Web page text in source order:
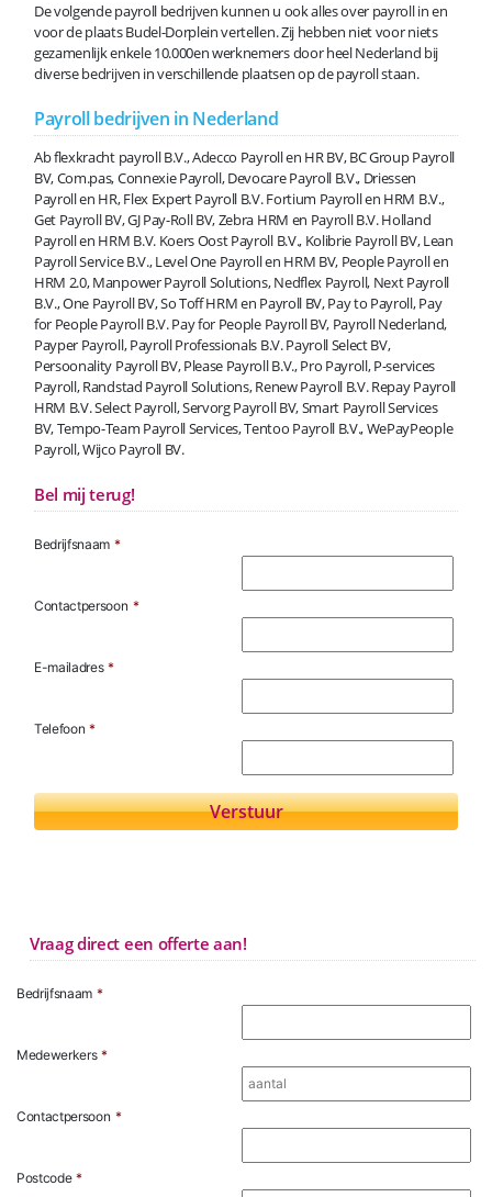
De volgende payroll bedrijven kunnen u ook alles over payroll in en
voor de plaats Budel-Dorplein vertellen. Zij hebben niet voor niets
gezamenlijk enkele 10.000en werknemers door heel Nederland bij
diverse bedrijven in verschillende plaatsen op de payroll staan.
Payroll bedrijven in Nederland
Ab flexkracht payroll B.V., Adecco Payroll en HR BV, BC Group Payroll
BV, Com.pas, Connexie Payroll, Devocare Payroll B.V., Driessen
Payroll en HR, Flex Expert Payroll B.V. Fortium Payroll en HRM B.V.,
Get Payroll BV, GJ Pay-Roll BV, Zebra HRM en Payroll B.V. Holland
Payroll en HRM B.V. Koers Oost Payroll B.V., Kolibrie Payroll BV, Lean
Payroll Service B.V., Level One Payroll en HRM BV, People Payroll en
HRM 2.0, Manpower Payroll Solutions, Nedflex Payroll, Next Payroll
B.V., One Payroll BV, So Toff HRM en Payroll BV, Pay to Payroll, Pay
for People Payroll B.V. Pay for People Payroll BV, Payroll Nederland,
Payper Payroll, Payroll Professionals B.V. Payroll Select BV,
Persoonality Payroll BV, Please Payroll B.V., Pro Payroll, P-services
Payroll, Randstad Payroll Solutions, Renew Payroll B.V. Repay Payroll
HRM B.V. Select Payroll, Servorg Payroll BV, Smart Payroll Services
BV, Tempo-Team Payroll Services, Tentoo Payroll B.V., WePayPeople
Payroll, Wijco Payroll BV.
Bel mij terug!
Bedrijfsnaam *
Contactpersoon *
E-mailadres *
Telefoon *
Vraag direct een offerte aan!
Bedrijfsnaam *
Medewerkers *
Contactpersoon *
Postcode *